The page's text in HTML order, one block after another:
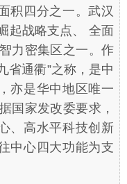
积四分之一。武汉
起战略支点、 全面
力密集区之一。作
省通衢”之称，是中
亦是华中地区唯一
国家发改委要求，
、高水平科技创新
中心四大功能为支